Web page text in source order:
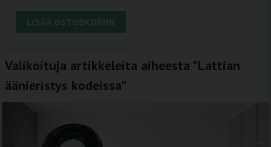
LISÄÄ OSTOSKORIIN
Valikoituja artikkeleita aiheesta "Lattian
äänieristys kodeissa"